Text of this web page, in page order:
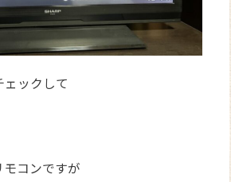
ックして
コンですが